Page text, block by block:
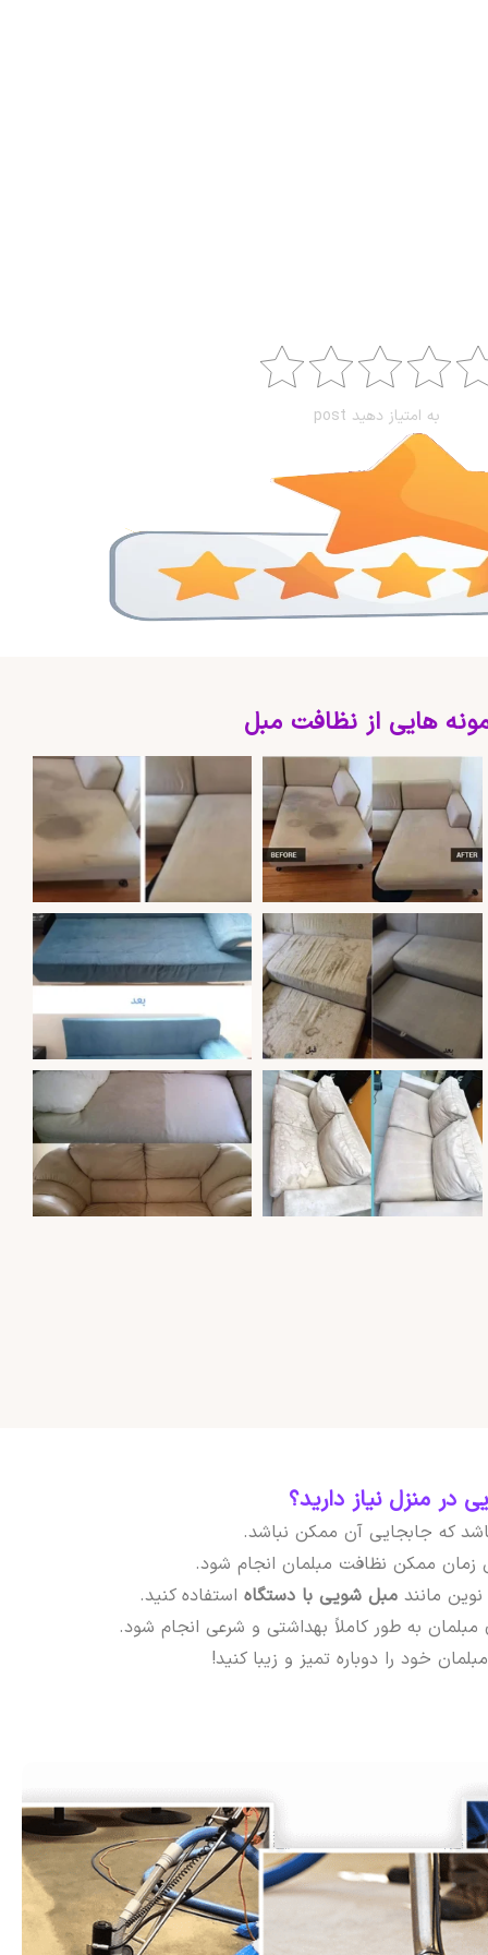
به امتیاز دهید post
هایی از نظافت مبل
منزل نیاز دارید؟
که جابجایی آن ممکن نباشد.
زمان ممکن نظافت مبلمان انجام شود.
مانند مبل شویی با دستگاه استفاده کنید.
به طور کاملاً بهداشتی و شرعی انجام شود.
خود را دوباره تمیز و زیبا کنید!